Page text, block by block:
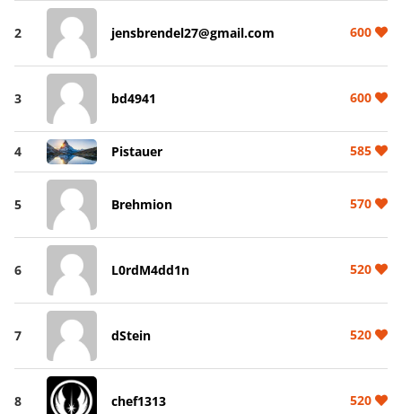
2 jensbrendel27@gmail.com 600
3 bd4941 600
4 Pistauer 585
5 Brehmion 570
6 L0rdM4dd1n 520
7 dStein 520
8 chef1313 520